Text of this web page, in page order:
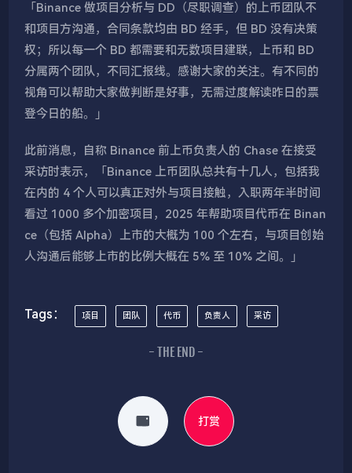
「Binance 做项目分析与 DD（尽职调查）的上币团队不
和项目方沟通，合同条款均由 BD 经手，但 BD 没有决策
权；所以每一个 BD 都需要和无数项目建联，上币和 BD
分属两个团队，不同汇报线。感谢大家的关注。有不同的
视角可以帮助大家做判断是好事，无需过度解读昨日的票
登今日的船。」
此前消息，自称 Binance 前上币负责人的 Chase 在接受
采访时表示，「Binance 上币团队总共有十几人，包括我
在内的 4 个人可以真正对外与项目接触，入职两年半时间
看过 1000 多个加密项目，2025 年帮助项目代币在 Binan
ce（包括 Alpha）上市的大概为 100 个左右，与项目创始
人沟通后能够上市的比例大概在 5% 至 10% 之间。」
Tags： 项目 团队 代币 负责人 采访
- THE END -
打赏